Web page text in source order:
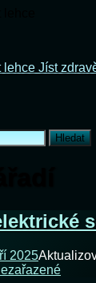
lehce Jíst
2025